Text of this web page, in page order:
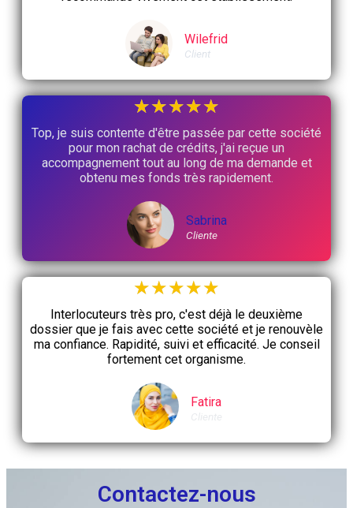
Wilefrid
Client
★★★★★
Top, je suis contente d'être passée par cette société
pour mon rachat de crédits, j'ai reçue un
accompagnement tout au long de ma demande et
obtenu mes fonds très rapidement.
Sabrina
Cliente
★★★★★
Interlocuteurs très pro, c'est déjà le deuxième
dossier que je fais avec cette société et je renouvèle
ma confiance. Rapidité, suivi et efficacité. Je conseil
fortement cet organisme.
Fatira
Contactez-nous